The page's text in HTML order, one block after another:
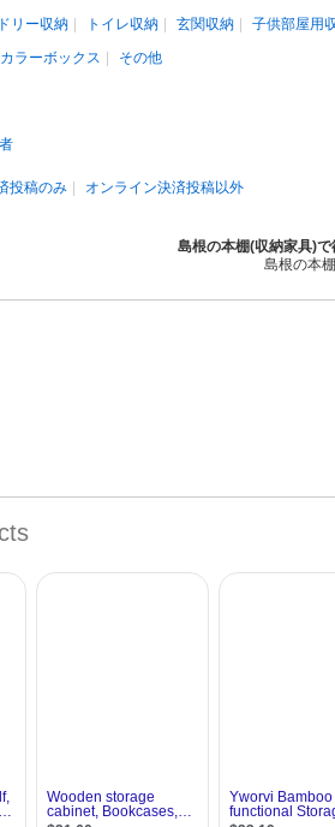
リー収納 トイレ収納 玄関収納 子供部屋用
カラーボックス その他
投稿のみ オンライン決済投稿以外
島根の本棚(収納家具)
島根の本